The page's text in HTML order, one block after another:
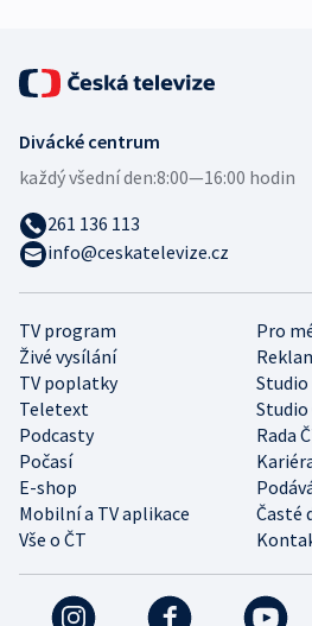
TV program
Pro
Živé vysílání
TV poplatky
Teletext
Studio
Podcasty
Rada
Počasí
E-shop
Mobilní a TV aplikace
Časté
Vše o ČT
Divácké centrum
každý všední den:8:00—16:00 hodin
261 136 113
info@ceskatelevize.cz